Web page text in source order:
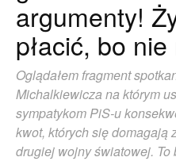
argumenty!
płacić, bo
Oglądałem fragment
Michalkiewicza na którym
sympatykom PiS-u
kwot, których się domagają
drugiej wojny światowej. To